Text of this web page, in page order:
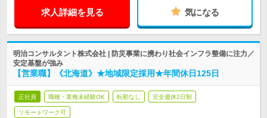
求人詳細を見る 気になる
明治コンサルタント株式会社 | 防災事業に携わり社会インフラ整備に注力／
安定基盤が強み
【営業職】《北海道》★地域限定採用★年間休日125日
正社員 職種・業種未経験OK 転勤なし 完全週休2日制
リモートワーク可